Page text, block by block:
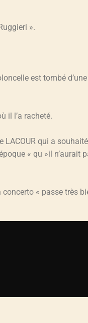
».
est tombé
il l’a racheté.
qui a
« qu »il n’aurait
« passe très